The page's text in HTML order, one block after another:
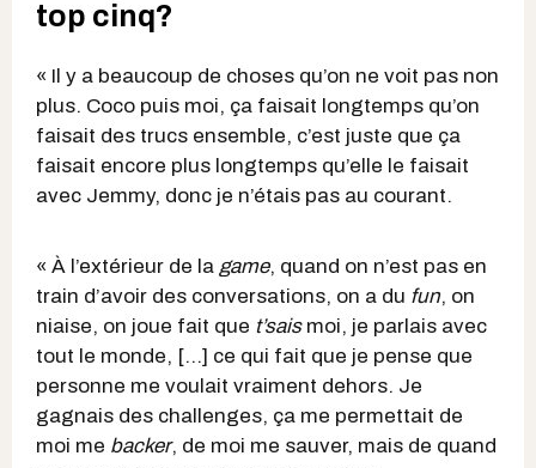
top cinq?
« Il y a beaucoup de choses qu’on ne voit pas non
plus. Coco puis moi, ça faisait longtemps qu’on
faisait des trucs ensemble, c’est juste que ça
faisait encore plus longtemps qu’elle le faisait
avec Jemmy, donc je n’étais pas au courant.
« À l’extérieur de la game, quand on n’est pas en
train d’avoir des conversations, on a du fun, on
niaise, on joue fait que t’saismoi, je parlais avec
tout le monde, [...] ce qui fait que je pense que
personne me voulait vraiment dehors. Je
gagnais des challenges, ça me permettait de
moi me backer, de moi me sauver, mais de quand